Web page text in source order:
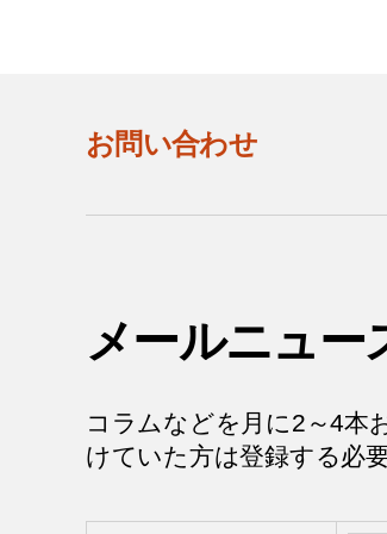
お問い合わせ
メールニュー
コラムなどを月に2～4本
けていた方は登録する必